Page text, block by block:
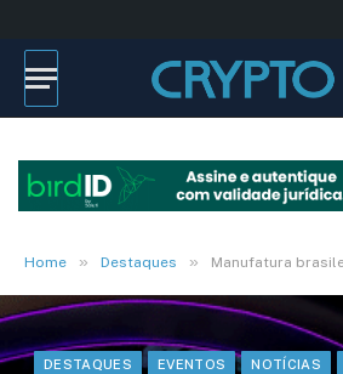
Home » Destaques » Manufatura brasileira avança em digitalização, mas
DESTAQUES EVENTOS NOTÍCIAS